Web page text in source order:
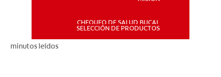
CHEQUEO DE SALUD BUCAL
SELECCIÓN DE PRODUCTOS
minutos leídos